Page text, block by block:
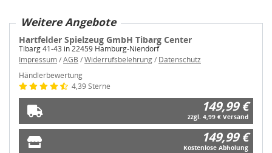
Weitere Angebote
Hartfelder Spielzeug GmbH Tibarg Center
Tibarg 41-43 in 22459 Hamburg-Niendorf
Impressum/AGB /Widerrufsbelehrung/ Datenschutz
Händlerbewertung
4,39 Sterne
149,99 €
zzgl. 4,99 € Versand
149,99 €
Kostenlose Abholung